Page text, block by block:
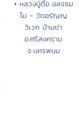
• หลวงปู่ตื้อ อลจธม
โม - วัดอรัญญ
วิเวก บ้านข่า
อ.ศรีสงคราม
จ.นครพนม